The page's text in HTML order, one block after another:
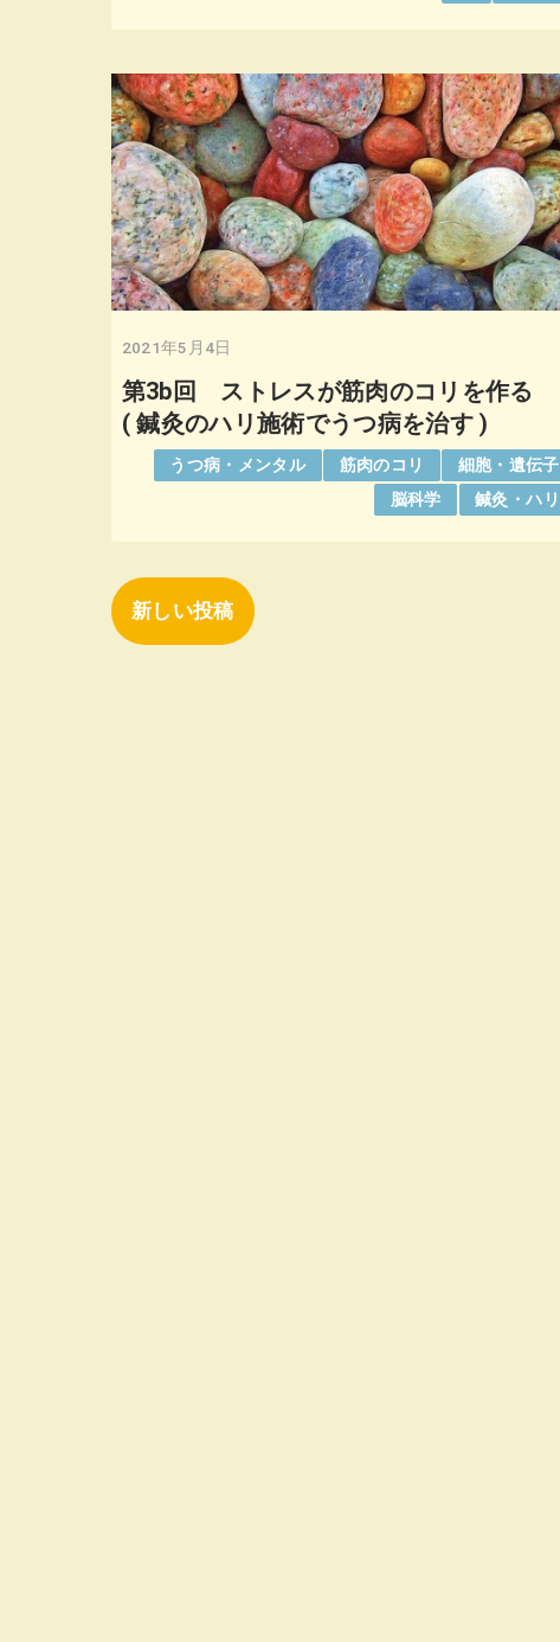
2021年5月4日
第3b回 ストレスが筋肉のコリを作る
( 鍼灸のハリ施術でうつ病を治す )
うつ病・メンタル 筋肉のコリ
細胞・遺伝子
脳科学
鍼灸・ハリ
新しい投稿